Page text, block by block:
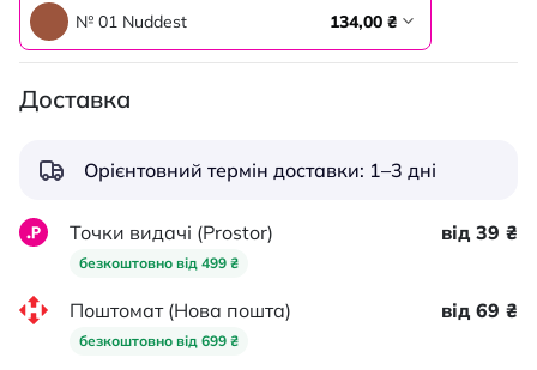
№ 01 Nuddest 134,00 ₴
Доставка
Орієнтовний термін доставки: 1–3 дні
Точки видачі (Prostor)
безкоштовно від 499 ₴
від 39 ₴
Поштомат (Нова пошта)
безкоштовно від 699 ₴
від 69 ₴